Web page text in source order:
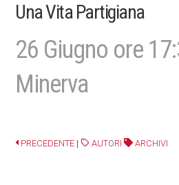
Una Vita Partigiana
26 Giugno ore
Minerva
PRECEDENTE | AUTORI ARCHIVI